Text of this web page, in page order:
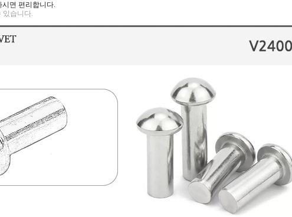
시면 편리합니다.
있습니다.